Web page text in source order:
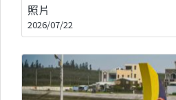
照片
2026/07/22